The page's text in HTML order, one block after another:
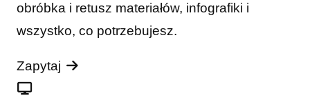
obróbka i retusz materiałów, infografiki i
wszystko, co potrzebujesz.
Zapytaj